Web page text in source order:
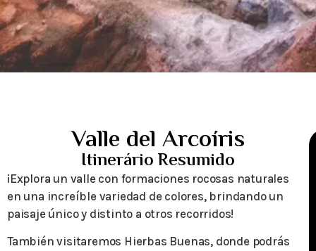
Valle del Arcoíris
Itinerário Resumido
¡Explora un valle con formaciones rocosas naturales
en una increíble variedad de colores, brindando un
paisaje único y distinto a otros recorridos!
También visitaremos Hierbas Buenas, donde podrás